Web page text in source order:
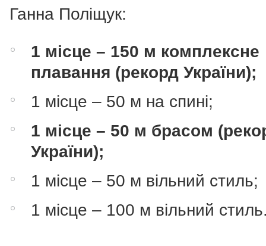
Ганна Поліщук:
1 місце – 150 м комплексне
плавання (рекорд України);
1 місце – 50 м на спині;
1 місце – 50 м брасом
України);
1 місце – 50 м вільний стиль;
1 місце – 100 м вільний